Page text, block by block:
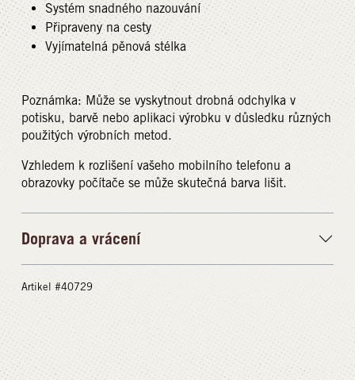
Systém snadného nazouvání
Připraveny na cesty
Vyjímatelná pěnová stélka
Poznámka: Může se vyskytnout drobná odchylka v
potisku, barvě nebo aplikaci výrobku v důsledku různých
použitých výrobních metod.
Vzhledem k rozlišení vašeho mobilního telefonu a
obrazovky počítače se může skutečná barva lišit.
Doprava a vrácení
Artikel #40729